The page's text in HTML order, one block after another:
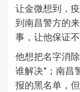
让金微想到，
到南昌警方的
事，让他保证
他想把名字消
谁解决”；南昌
报的黑名单，